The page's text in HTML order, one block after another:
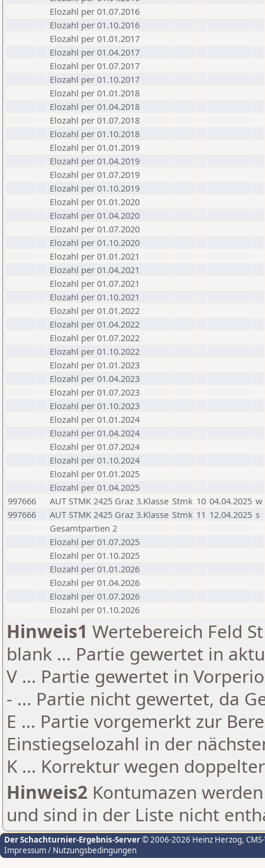
Elozahl per 01.07.2016
Elozahl per 01.10.2016
Elozahl per 01.01.2017
Elozahl per 01.04.2017
Elozahl per 01.07.2017
Elozahl per 01.10.2017
Elozahl per 01.01.2018
Elozahl per 01.04.2018
Elozahl per 01.07.2018
Elozahl per 01.10.2018
Elozahl per 01.01.2019
Elozahl per 01.04.2019
Elozahl per 01.07.2019
Elozahl per 01.10.2019
Elozahl per 01.01.2020
Elozahl per 01.04.2020
Elozahl per 01.07.2020
Elozahl per 01.10.2020
Elozahl per 01.01.2021
Elozahl per 01.04.2021
Elozahl per 01.07.2021
Elozahl per 01.10.2021
Elozahl per 01.01.2022
Elozahl per 01.04.2022
Elozahl per 01.07.2022
Elozahl per 01.10.2022
Elozahl per 01.01.2023
Elozahl per 01.04.2023
Elozahl per 01.07.2023
Elozahl per 01.10.2023
Elozahl per 01.01.2024
Elozahl per 01.04.2024
Elozahl per 01.07.2024
Elozahl per 01.10.2024
Elozahl per 01.01.2025
Elozahl per 01.04.2025
997666
AUT STMK 2425 Graz 3.Klasse Stmk 10 04.04.2025 w
997666
AUT STMK 2425 Graz 3.Klasse Stmk 11 12.04.2025 s
Gesamtpartien 2
Elozahl per 01.07.2025
Elozahl per 01.10.2025
Elozahl per 01.01.2026
Elozahl per 01.04.2026
Elozahl per 01.07.2026
Elozahl per 01.10.2026
Hinweis1 Wertebereich Feld
blank ... Partie gewertet in
V ... Partie gewertet in
- ... Partie nicht gewertet, da
E ... Partie vorgemerkt zur
Einstiegselozahl in der
K ... Korrektur wegen
Hinweis2 Kontumazen
und sind in der Liste nicht
Der Schachturnier-Ergebnis-Server© 2006-2026 Heinz Herzog,
Impressum / Nutzungsbedingungen